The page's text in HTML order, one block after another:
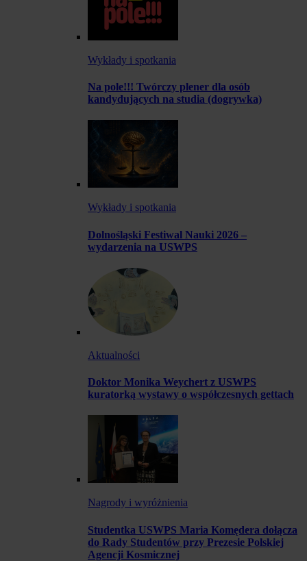
Wykłady i spotkania
Na pole!!! Twórczy plener dla osób
kandydujących na studia (dogrywka)
Wykłady i spotkania
Dolnośląski Festiwal Nauki 2026 –
wydarzenia na USWPS
Aktualności
Doktor Monika Weychert z USWPS
kuratorką wystawy o współczesnych gettach
Nagrody i wyróżnienia
Studentka USWPS Maria Komędera dołącza
do Rady Studentów przy Prezesie Polskiej
Agencji Kosmicznej